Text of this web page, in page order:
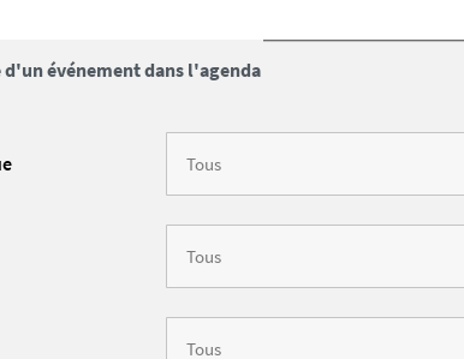
d'un événement dans l'agenda